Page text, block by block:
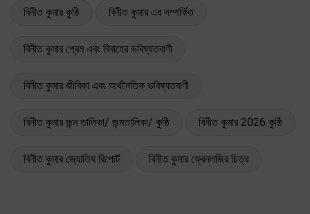
বিনীত কুমার কুষ্ঠি বিনীত কুমার এর সম্পর্কিত
বিনীত কুমার প্রেম এবং বিবাহের ভবিষ্যতবাণী
বিনীত কুমার জীবিকা এবং অর্থনৈতিক ভবিষ্যতবাণী
বিনীত কুমার জন্ম তালিকা/ জন্মতালিকা/ কুষ্ঠি বিনীত কুমার 2026 কুষ্ঠি
বিনীত কুমার জ্যোতিষ রিপোর্ট বিনীত কুমার ফ্রেনলজির চিত্র